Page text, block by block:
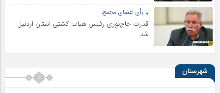
با رأی اعضای مجمع،
قدرت حاج‌نوری رئیس هیات کشتی استان اردبیل
شد
شهرستان